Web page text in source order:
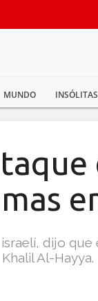
MUNDO INSÓLITAS
dijo
Al-Hayya.